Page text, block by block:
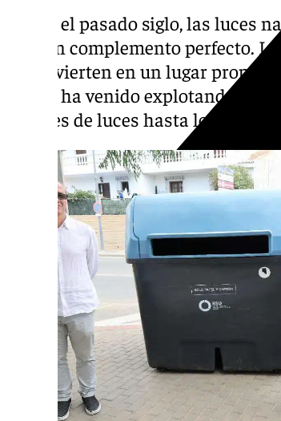
Desde el pasado siglo, las luces
sido un complemento perfecto.
la convierten en un lugar
que se ha venido explotando
paneles de luces hasta los